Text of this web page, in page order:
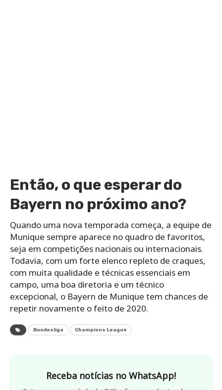
Então, o que esperar do
Bayern no próximo ano?
Quando uma nova temporada começa, a equipe de
Munique sempre aparece no quadro de favoritos,
seja em competições nacionais ou internacionais.
Todavia, com um forte elenco repleto de craques,
com muita qualidade e técnicas essenciais em
campo, uma boa diretoria e um técnico
excepcional, o Bayern de Munique tem chances de
repetir novamente o feito de 2020.
Bundesliga Champions League
Receba notícias no WhatsApp!